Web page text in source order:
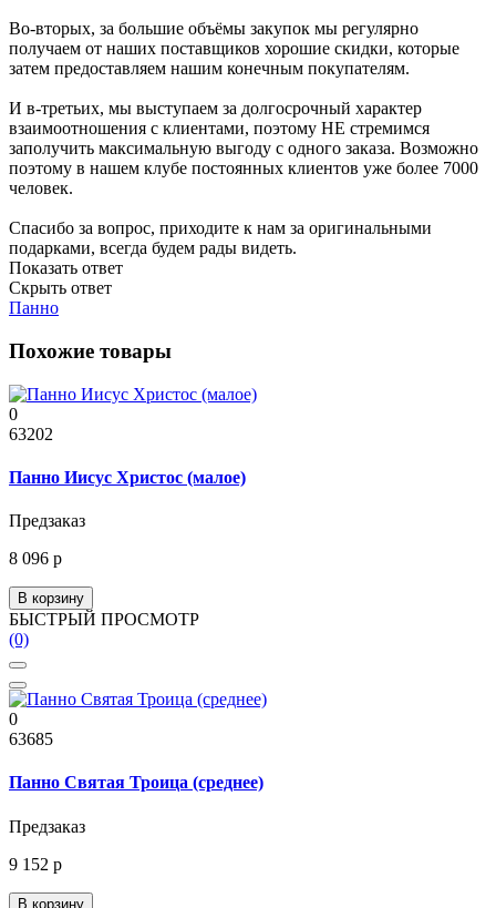
Во-вторых, за большие объёмы закупок мы регулярно
получаем от наших поставщиков хорошие скидки, которые
затем предоставляем нашим конечным покупателям.
И в-третьих, мы выступаем за долгосрочный характер
взаимоотношения с клиентами, поэтому НЕ стремимся
заполучить максимальную выгоду с одного заказа. Возможно
поэтому в нашем клубе постоянных клиентов уже более 7000
человек.
Спасибо за вопрос, приходите к нам за оригинальными
подарками, всегда будем рады видеть.
Показать ответ
Скрыть ответ
Панно
Похожие товары
0
63202
Панно Иисус Христос (малое)
Предзаказ
8 096 р
В корзину
БЫСТРЫЙ ПРОСМОТР
(0)
0
63685
Панно Святая Троица (среднее)
Предзаказ
9 152 р
В корзину